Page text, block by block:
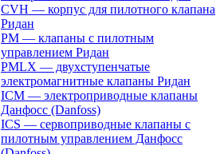
CVH — корпус для пилотного клапана
Ридан
PM — клапаны с пилотным
управлением Ридан
PMLX — двухступенчатые
электромагнитные клапаны Ридан
ICM — электроприводные клапаны
Данфосс (Danfoss)
ICS — сервоприводные клапаны с
пилотным управлением Данфосс